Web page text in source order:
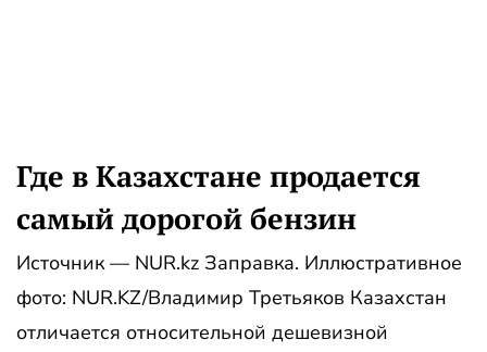
Где в Казахстане продается
самый дорогой бензин
Источник — NUR.kz Заправка. Иллюстративное
фото: NUR.KZ/Владимир Третьяков Казахстан
отличается относительной дешевизной